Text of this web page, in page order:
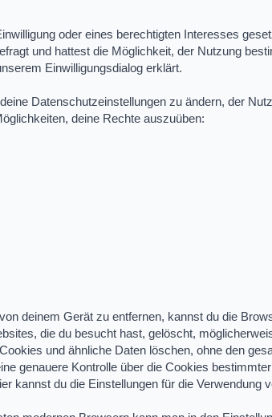
oder eines berechtigten Interesses
und hattest die Möglichkeit, der Nutzung
Einwilligungsdialog erklärt.
Datenschutzeinstellungen zu ändern, der
deine Rechte auszuüben:
deinem Gerät zu entfernen, kannst du die
die du besucht hast, gelöscht,
und ähnliche Daten löschen, ohne den
genauere Kontrolle über die Cookies
kannst du die Einstellungen für die Verwendung